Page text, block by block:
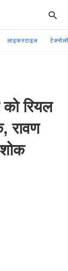
लाइफस्टाइल
को रियल
रावण